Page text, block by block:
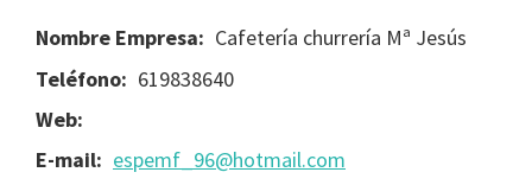
Nombre Empresa: Cafetería churrería Mª Jesús
Teléfono: 619838640
Web:
E-mail: espemf_96@hotmail.com